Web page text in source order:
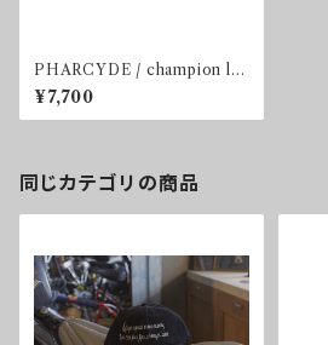
PHARCYDE / champion lo
go cap
¥7,700
同じカテゴリの商品